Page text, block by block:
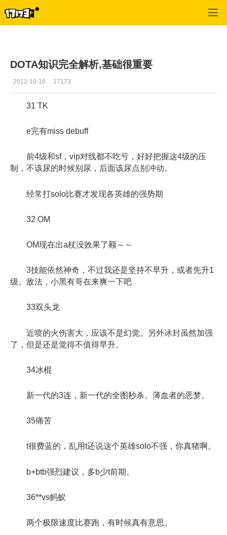
DOTA知识完全解析,基础很重要
2012-10-16 17173
31 TK
e完有miss debuff
前4级和sf，vip对线都不吃亏，好好把握这4级的压
制，不该尿的时候别尿，后面该尿点别冲动。
经常打solo比赛才发现各英雄的强势期
32 OM
OM现在出a杖没效果了额～～
3技能依然神奇，不过我还是坚持不早升，或者先升1
级。敌法，小黑有哥在来爽一下吧
33双头龙
近喷的火伤害大，应该不是幻觉。另外冰封虽然加强
了，但是还是觉得不值得早升。
34冰棍
新一代的3连，新一代的全图秒杀。薄血者的恶梦。
35痛苦
t很费蓝的，乱用t还说这个英雄solo不强，你真猪啊。
b+btb强烈建议，多b少t前期。
36**vs蚂蚁
两个极限速度比赛跑，有时候真有意思。